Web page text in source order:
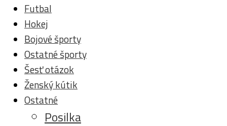
Futbal
Hokej
Bojové športy
Ostatné športy
Šesť otázok
Ženský kútik
Ostatné
Posilka